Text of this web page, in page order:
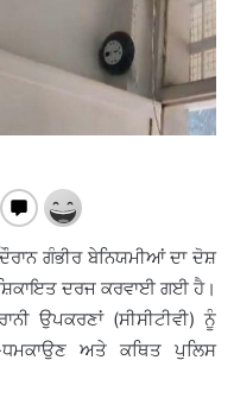
ਗੰਭੀਰ ਬੇਨਿਯਮੀਆਂ ਦਾ ਦੋਸ਼
ਦਰਜ ਕਰਵਾਈ ਗਈ ਹੈ।
ਉਪਕਰਣਾਂ (ਸੀਸੀਟੀਵੀ) ਨੂੰ
ਅਤੇ ਕਥਿਤ ਪੁਲਿਸ